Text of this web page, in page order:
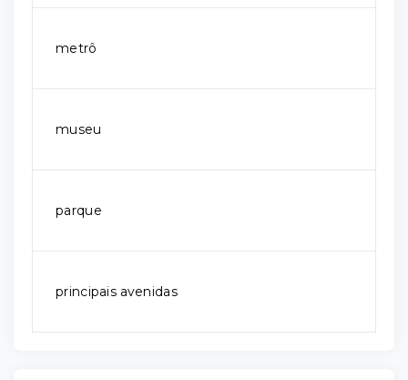
metrô
museu
parque
principais avenidas